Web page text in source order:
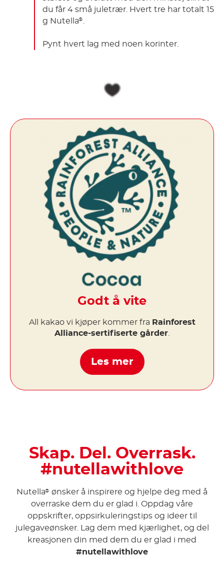
du får 4 små juletrær. Hvert tre har totalt 15
g Nutella®
Pynt hvert lag med noen korinter.
Godt å vite
All kakao vi kjøper kommer fra Rainforest
Alliance-sertifiserte gårder
Les mer
Skap. Del. Overrask.
#nutellawithlove
Nutella® ønsker å inspirere og hjelpe deg med å
overraske dem du er glad i. Oppdag våre
oppskrifter, oppsirkuleringstips og ideer til
julegaveønsker. Lag dem med kjærlighet, og del
kreasjonen din med dem du er glad i med
#nutellawithlove